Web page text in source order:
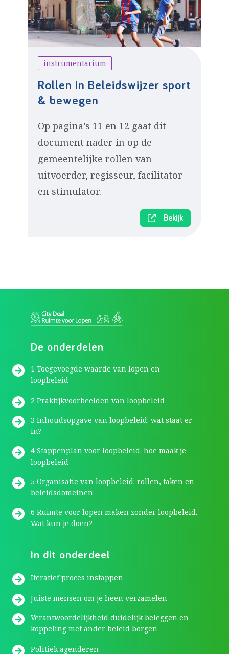
instrumentarium
Rollen in Beleidswijzer sport
& bewegen
Op pagina’s 11 en 12 gaat dit
document nader in op de
gemeentelijke rollen van
uitvoerder, regisseur, facilitator
en stimulator.
Bekijk
De onderdelen
1 Toegevoegde waarde van lopen en
loopbeleid
2 Praktijkvoorbeelden van loopbeleid
3 Inhoudsopgave van loopbeleid: wat staat er
in?
4 Stappenplan voor loopbeleid: hoe maak je
loopbeleid
5 Organisatie van loopbeleid: rollen, taken en
beleidsdomeinen
6 Ruimte voor lopen maken zonder loopbeleid.
Wat kun je doen?
In dit onderdeel
Iteratief proces instappen
Juiste mensen om je heen verzamelen
Verantwoordelijkheid duidelijk beleggen en
koppeling met ander beleid borgen
Politiek agenderen